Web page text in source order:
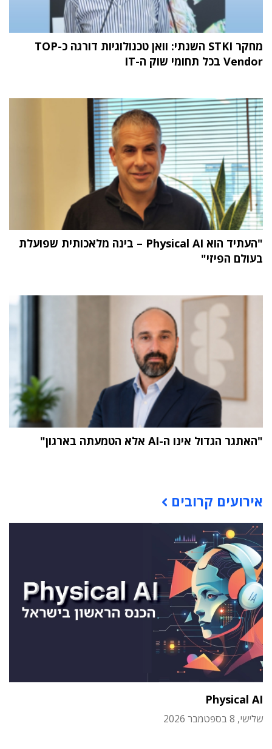
מחקר STKI השנתי: וואן טכנולוגיות דורגה כ-TOP
Vendor בכל תחומי שוק ה-IT
"העתיד הוא Physical AI – בינה מלאכותית שפועלת
בעולם הפיזי"
"האתגר הגדול אינו ה-AI אלא הטמעתה בארגון"
אירועים קרובים
Physical AI
שלישי, 8 בספטמבר 2026